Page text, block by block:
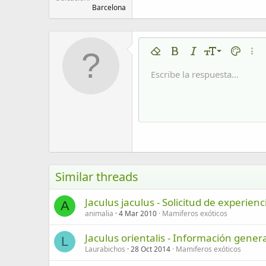
Barcelona
Eliminar formato
NegritaCursivaTamaño del
9
10
18
Color
Fuente Arial
Times New Roman
Verdana
TachadoSubrayadoCódigo en línea
Spoiler en
Insert horizontal line
SpoilerCódigo
Escribe la respuesta...
Similar threads
A Jaculus jaculus - Solicitud de
animalia 4 Mar 2010 Mamiferos exóticos
L Jaculus orientalis - Información
Laurabichos 28 Oct 2014 Mamiferos exóticos